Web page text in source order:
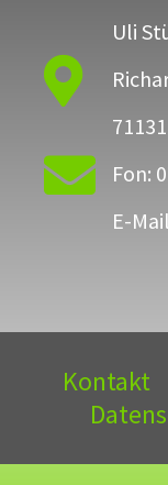
Uli


Fon:
E-
Kontakt